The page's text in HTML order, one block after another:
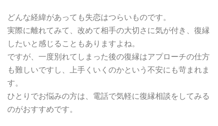
どんな経緯があっても失恋はつらいものです。
実際に離れてみて、改めて相手の大切さに気が付き、復縁
したいと感じることもありますよね。
ですが、一度別れてしまった後の復縁はアプローチの仕方
も難しいですし、上手くいくのかという不安にも苛まれま
す。
ひとりでお悩みの方は、電話で気軽に復縁相談をしてみる
のがおすすめです。